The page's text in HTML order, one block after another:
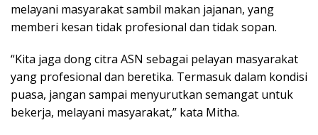
melayani masyarakat sambil makan jajanan, yang
memberi kesan tidak profesional dan tidak sopan.
“Kita jaga dong citra ASN sebagai pelayan masyarakat
yang profesional dan beretika. Termasuk dalam kondisi
puasa, jangan sampai menyurutkan semangat untuk
bekerja, melayani masyarakat,” kata Mitha.